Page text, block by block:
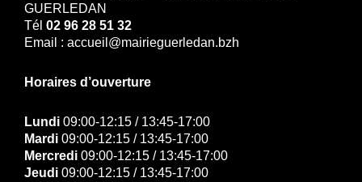
GUERLEDAN
Tél 02 96 28 51 32
Email : accueil@mairieguerledan.bzh
Horaires d’ouverture
Lundi 09:00-12:15 / 13:45-17:00
Mardi 09:00-12:15 / 13:45-17:00
Mercredi 09:00-12:15 / 13:45-17:00
Jeudi 09:00-12:15 / 13:45-17:00